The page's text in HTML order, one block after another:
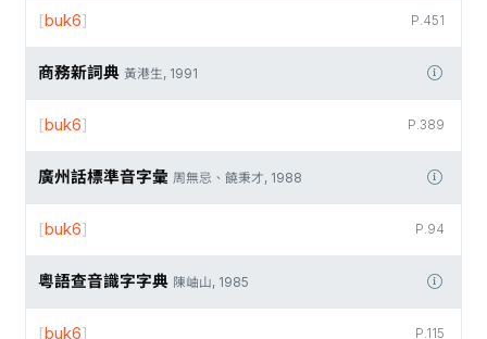
P.451
[buk6]
商務新詞典 黃港生, 1991
P.389
[buk6]
廣州話標準音字彙 周無忌、饒秉才, 1988
P.94
[buk6]
粵語查音識字字典 陳岫山, 1985
P.115
[buk6]